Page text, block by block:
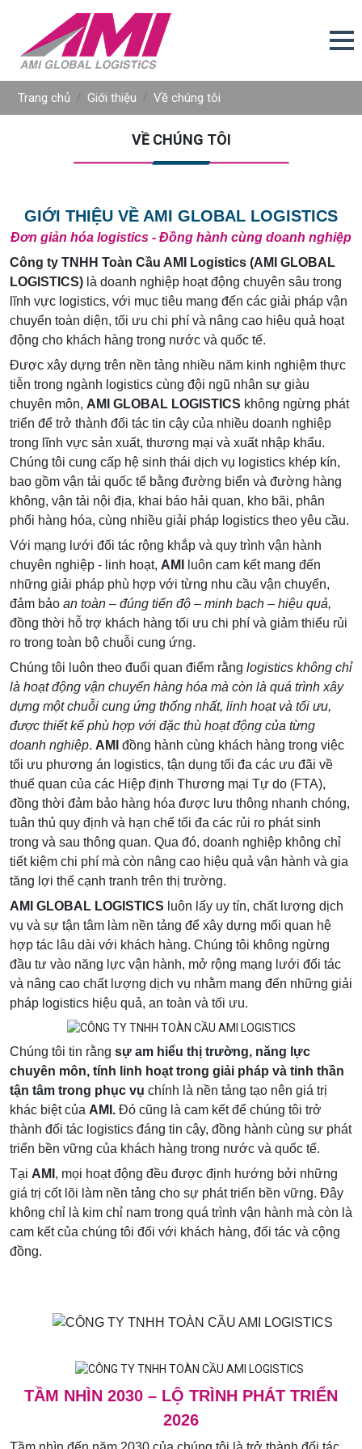
Trang chủ Giới thiệu Về chúng tôi
VỀ CHÚNG TÔI
GIỚI THIỆU VỀ AMI GLOBAL LOGISTICS
Đơn giản hóa logistics - Đồng hành cùng doanh nghiệp
Công ty TNHH Toàn Cầu AMI Logistics (AMI GLOBAL
LOGISTICS) là doanh nghiệp hoạt động chuyên sâu trong
lĩnh vực logistics, với mục tiêu mang đến các giải pháp vận
chuyển toàn diện, tối ưu chi phí và nâng cao hiệu quả hoạt
động cho khách hàng trong nước và quốc tế.
Được xây dựng trên nền tảng nhiều năm kinh nghiệm thực
tiễn trong ngành logistics cùng đội ngũ nhân sự giàu
chuyên môn, AMI GLOBAL LOGISTICS không ngừng phát
triển để trở thành đối tác tin cậy của nhiều doanh nghiệp
trong lĩnh vực sản xuất, thương mại và xuất nhập khẩu.
Chúng tôi cung cấp hệ sinh thái dịch vụ logistics khép kín,
bao gồm vận tải quốc tế bằng đường biển và đường hàng
không, vận tải nội địa, khai báo hải quan, kho bãi, phân
phối hàng hóa, cùng nhiều giải pháp logistics theo yêu cầu.
Với mạng lưới đối tác rộng khắp và quy trình vận hành
chuyên nghiệp - linh hoạt, AMI
luôn cam kết mang đến
những giải pháp phù hợp với từng nhu cầu vận chuyển,
đảm bảo an toàn – đúng tiến độ – minh bạch – hiệu quả,
đồng thời hỗ trợ khách hàng tối ưu chi phí và giảm thiểu rủi
ro trong toàn bộ chuỗi cung ứng.
Chúng tôi luôn theo đuổi quan điểm rằng logistics không chỉ
là hoạt động vận chuyển hàng hóa mà còn là quá trình xây
dựng một chuỗi cung ứng thống nhất, linh hoạt và tối ưu,
được thiết kế phù hợp với đặc thù hoạt động của từng
doanh nghiệp. AMI đồng hành cùng khách hàng trong việc
tối ưu phương án logistics, tận dụng tối đa các ưu đãi về
thuế quan của các Hiệp định Thương mại Tự do (FTA),
đồng thời đảm bảo hàng hóa được lưu thông nhanh chóng,
tuân thủ quy định và hạn chế tối đa các rủi ro phát sinh
trong và sau thông quan. Qua đó, doanh nghiệp không chỉ
tiết kiệm chi phí mà còn nâng cao hiệu quả vận hành và gia
tăng lợi thế cạnh tranh trên thị trường.
AMI GLOBAL LOGISTICS luôn lấy uy tín, chất lượng dịch
vụ và sự tận tâm làm nền tảng để xây dựng mối quan hệ
hợp tác lâu dài với khách hàng. Chúng tôi không ngừng
đầu tư vào năng lực vận hành, mở rộng mạng lưới đối tác
và nâng cao chất lượng dịch vụ nhằm mang đến những giải
pháp logistics hiệu quả, an toàn và tối ưu.
Chúng tôi tin rằng sự am hiểu thị trường, năng lực
chuyên môn, tính linh hoạt trong giải pháp và tinh thần
tận tâm trong phục vụ chính là nền tảng tạo nên giá trị
khác biệt của AMI. Đó cũng là cam kết để chúng tôi trở
thành đối tác logistics đáng tin cậy, đồng hành cùng sự phát
triển bền vững của khách hàng trong nước và quốc tế.
Tại AMI , mọi hoạt động đều được định hướng bởi những
giá trị cốt lõi làm nền tảng cho sự phát triển bền vững. Đây
không chỉ là kim chỉ nam trong quá trình vận hành mà còn là
cam kết của chúng tôi đối với khách hàng, đối tác và cộng
đồng.
TẦM NHÌN 2030 – LỘ TRÌNH PHÁT TRIỂN
2026